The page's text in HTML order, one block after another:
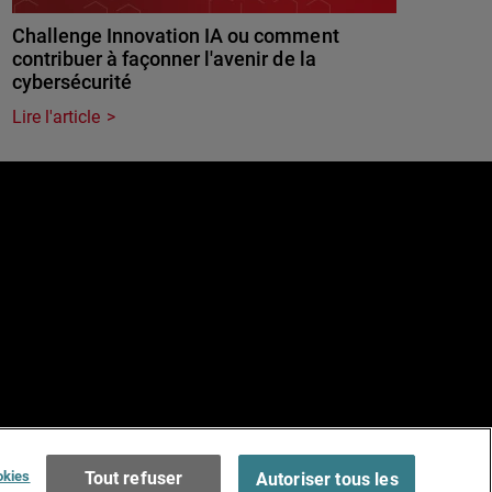
Challenge Innovation IA ou comment
contribuer à façonner l'avenir de la
cybersécurité
Lire l'article
of Use >Tout refuser
Autoriser tous les